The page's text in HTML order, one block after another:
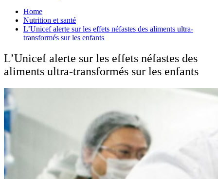
Home
Nutrition et santé
L’Unicef alerte sur les effets néfastes des aliments ultra-
transformés sur les enfants
L’Unicef alerte sur les effets néfastes des
aliments ultra-transformés sur les enfants